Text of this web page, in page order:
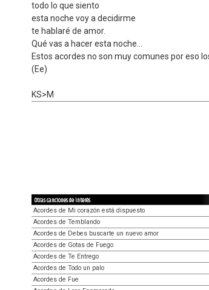
todo lo que siento
esta noche voy a decidirme
te hablaré de amor.
Qué vas a hacer esta noche...
Estos acordes no son muy comunes por eso
(Ee)
KS>M
Otras canciones de interés
Acordes de Mi corazón está dispuesto
Acordes de Temblando
Acordes de Debes buscarte un nuevo amor
Acordes de Gotas de Fuego
Acordes de Te Entrego
Acordes de Todo un palo
Acordes de Fue